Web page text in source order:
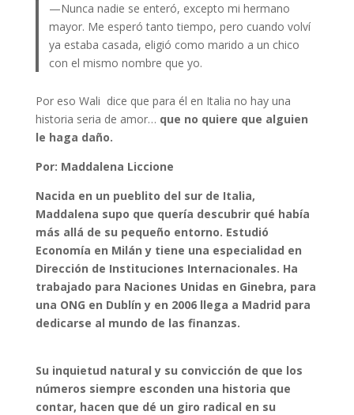
—Nunca nadie se enteró, excepto mi hermano
mayor. Me esperó tanto tiempo, pero cuando volví
ya estaba casada, eligió como marido a un chico
con el mismo nombre que yo.
Por eso Wali dice que para él en Italia no hay una
historia seria de amor… que no quiere que alguien
le haga daño.
Por: Maddalena Liccione
Nacida en un pueblito del sur de Italia,
Maddalena supo que quería descubrir qué había
más allá de su pequeño entorno. Estudió
Economía en Milán y tiene una especialidad en
Dirección de Instituciones Internacionales. Ha
trabajado para Naciones Unidas en Ginebra, para
una ONG en Dublín y en 2006 llega a Madrid para
dedicarse al mundo de las finanzas.
Su inquietud natural y su convicción de que los
números siempre esconden una historia que
contar, hacen que dé un giro radical en su